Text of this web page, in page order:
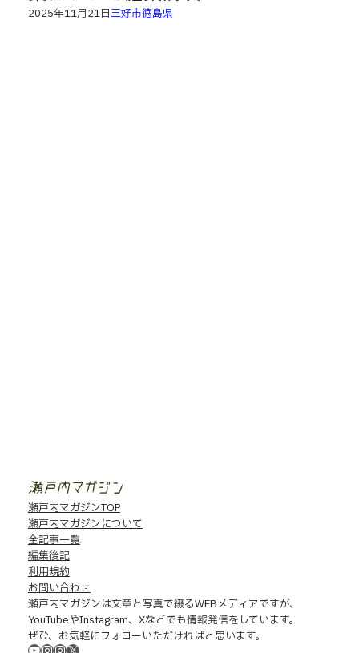
2025年11月21日三好市徳島県
川
に
移
住
し
た
夫
婦
の
フ
ォ
ト
ジ
瀬戸内マガジンTOP
瀬戸内マガジンについて
全記事一覧
編集後記
利用規約
お問い合わせ
瀬戸内マガジンは文章と写真で綴るWEBメディアですが、
YouTubeやInstagram、Xなどでも情報発信をしています。
ぜひ、お気軽にフォローいただければと思います。